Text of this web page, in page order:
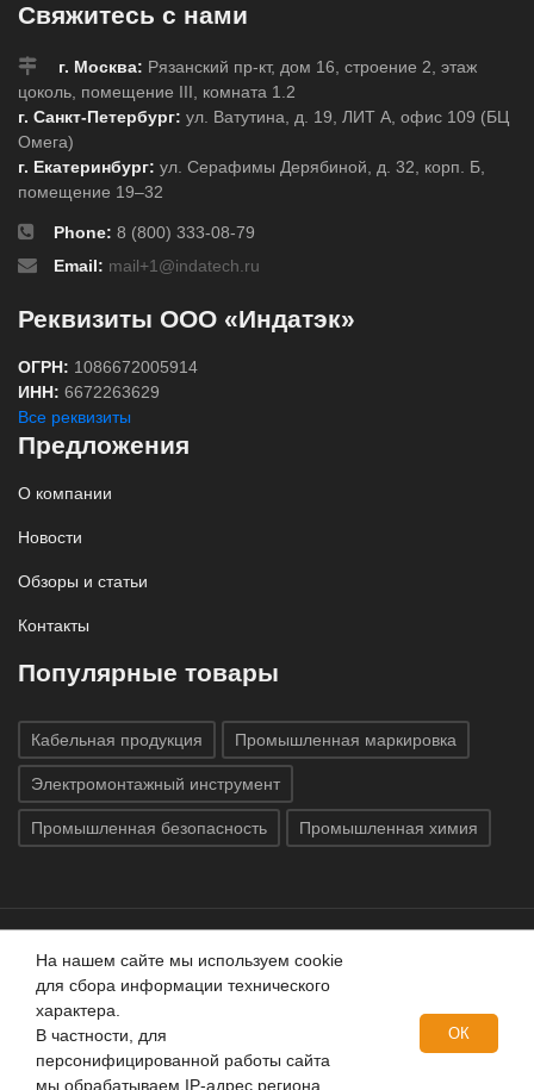
Свяжитесь с нами
г. Москва: Рязанский пр-кт, дом 16, строение 2, этаж
цоколь, помещение III, комната 1.2
г. Санкт-Петербург: ул. Ватутина, д. 19, ЛИТ А, офис 109 (БЦ
Омега)
г. Екатеринбург: ул. Серафимы Дерябиной, д. 32, корп. Б,
помещение 19–32
Phone: 8 (800) 333-08-79
Email: mail+1@indatech.ru
Реквизиты ООО «Индатэк»
ОГРН: 1086672005914
ИНН: 6672263629
Все реквизиты
Предложения
О компании
Новости
Обзоры и статьи
Контакты
Популярные товары
Кабельная продукция Промышленная маркировка
Электромонтажный инструмент
Промышленная безопасность Промышленная химия
Все права защищены © 2020 ГК «Индатэк»
защищены.Использование материалов с сайта запрещено.
Данный сайт не является публичной офертой, определяемой
положениями статей 437 (2) ГК РФ.
На нашем сайте мы используем cookie
для сбора информации технического
характера.
В частности, для
персонифицированной работы сайта
мы обрабатываем IP-адрес региона
ОК